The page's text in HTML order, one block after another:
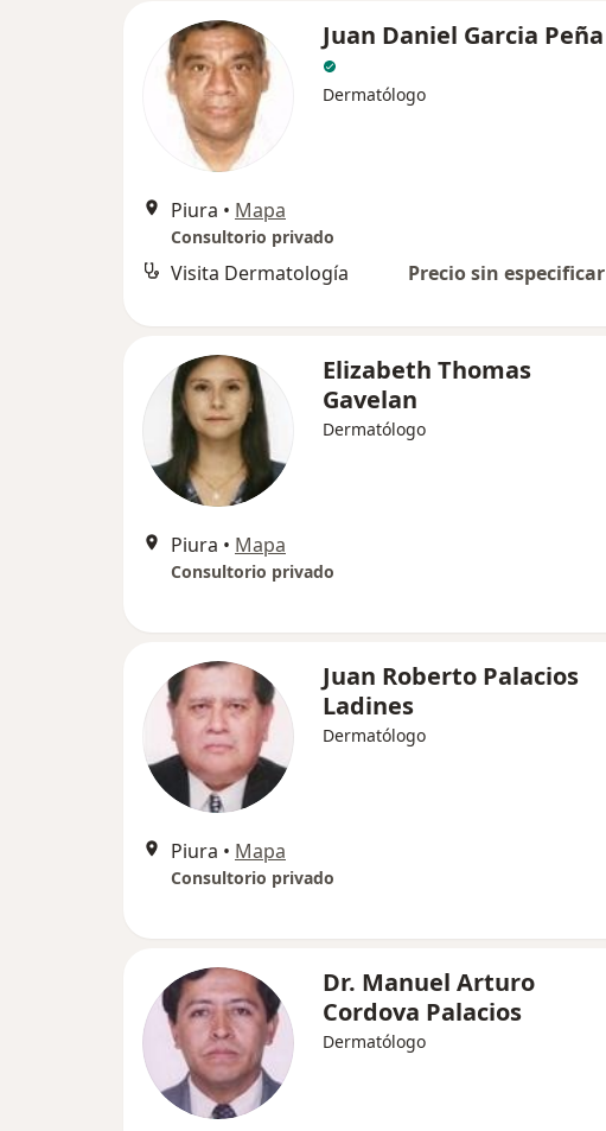
Juan Daniel Garcia Peña
Dermatólogo
Piura • Mapa
Consultorio privado
Visita Dermatología Precio sin especificar
Elizabeth Thomas
Gavelan
Dermatólogo
Piura • Mapa
Consultorio privado
Juan Roberto Palacios
Ladines
Dermatólogo
Piura • Mapa
Consultorio privado
Dr. Manuel Arturo
Cordova Palacios
Dermatólogo